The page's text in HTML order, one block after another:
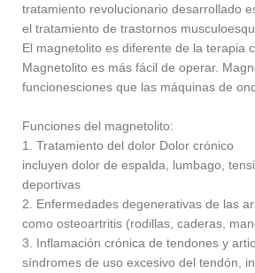
tratamiento revolucionario desarrollado
el tratamiento de trastornos
El magnetolito es diferente de la terapia
Magnetolito es más fácil de operar.
funcionesciones que las máquinas de
Funciones del magnetolito:
1. Tratamiento del dolor Dolor crónico
incluyen dolor de espalda, lumbago,
deportivas
2. Enfermedades degenerativas de las
como osteoartritis (rodillas, caderas,
3. Inflamación crónica de tendones y
síndromes de uso excesivo del tendón,